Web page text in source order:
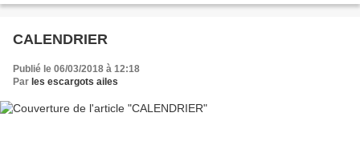
CALENDRIER
Publié le 06/03/2018 à 12:18
Par les escargots ailes